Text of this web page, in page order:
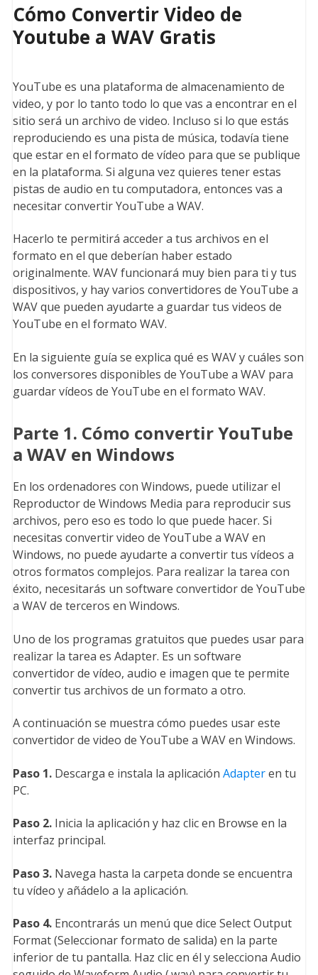
Cómo Convertir Video de
Youtube a WAV Gratis
YouTube es una plataforma de almacenamiento de
video, y por lo tanto todo lo que vas a encontrar en el
sitio será un archivo de video. Incluso si lo que estás
reproduciendo es una pista de música, todavía tiene
que estar en el formato de vídeo para que se publique
en la plataforma. Si alguna vez quieres tener estas
pistas de audio en tu computadora, entonces vas a
necesitar convertir YouTube a WAV.
Hacerlo te permitirá acceder a tus archivos en el
formato en el que deberían haber estado
originalmente. WAV funcionará muy bien para ti y tus
dispositivos, y hay varios convertidores de YouTube a
WAV que pueden ayudarte a guardar tus videos de
YouTube en el formato WAV.
En la siguiente guía se explica qué es WAV y cuáles son
los conversores disponibles de YouTube a WAV para
guardar vídeos de YouTube en el formato WAV.
Parte 1. Cómo convertir YouTube
a WAV en Windows
En los ordenadores con Windows, puede utilizar el
Reproductor de Windows Media para reproducir sus
archivos, pero eso es todo lo que puede hacer. Si
necesitas convertir video de YouTube a WAV en
Windows, no puede ayudarte a convertir tus vídeos a
otros formatos complejos. Para realizar la tarea con
éxito, necesitarás un software convertidor de YouTube
a WAV de terceros en Windows.
Uno de los programas gratuitos que puedes usar para
realizar la tarea es Adapter. Es un software
convertidor de vídeo, audio e imagen que te permite
convertir tus archivos de un formato a otro.
A continuación se muestra cómo puedes usar este
convertidor de video de YouTube a WAV en Windows.
Paso 1. Descarga e instala la aplicación Adapteren tu
PC.
Paso 2.Inicia la aplicación y haz clic en Browse en la
interfaz principal.
Paso 3.Navega hasta la carpeta donde se encuentra
tu vídeo y añádelo a la aplicación.
Paso 4.Encontrarás un menú que dice Select Output
Format (Seleccionar formato de salida) en la parte
inferior de tu pantalla. Haz clic en él y selecciona Audio